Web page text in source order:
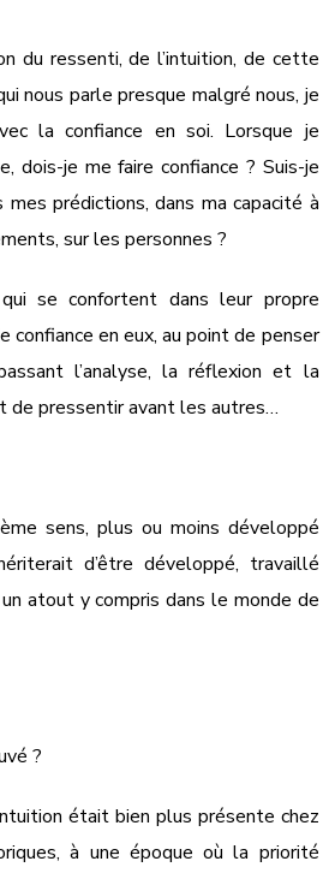
du ressenti, de l’intuition, de cette
nous parle presque malgré nous, je
la confiance en soi. Lorsque je
dois-je me faire confiance ? Suis-je
prédictions, dans ma capacité à
sur les personnes ?
se confortent dans leur propre
confiance en eux, au point de penser
l’analyse, la réflexion et la
de pressentir avant les autres…
sens, plus ou moins développé
d’être développé, travaillé
atout y compris dans le monde de
?
était bien plus présente chez
à une époque où la priorité